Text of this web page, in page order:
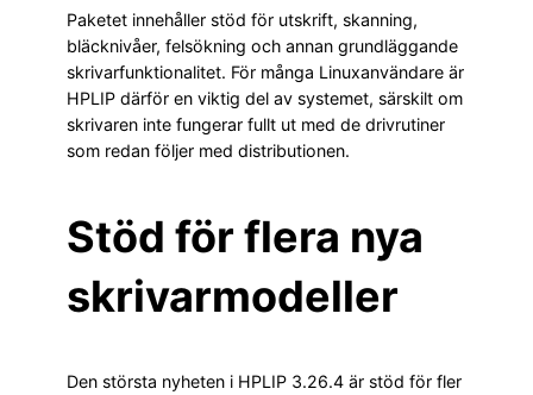
Paketet innehåller stöd för utskrift, skanning,
bläcknivåer, felsökning och annan grundläggande
skrivarfunktionalitet. För många Linuxanvändare är
HPLIP därför en viktig del av systemet, särskilt om
skrivaren inte fungerar fullt ut med de drivrutiner
som redan följer med distributionen.
Stöd för flera nya
skrivarmodeller
Den största nyheten i HPLIP 3.26.4 är stöd för fler